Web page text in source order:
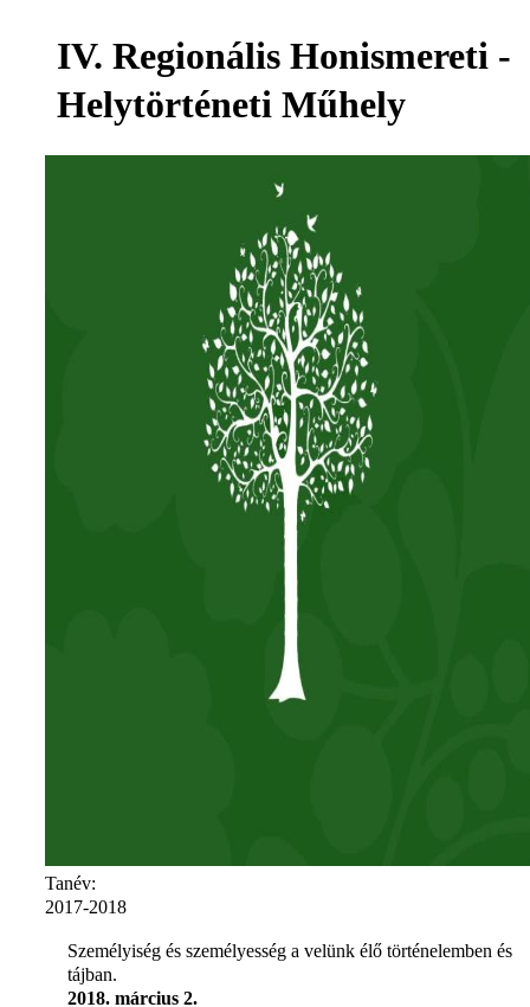
IV. Regionális Honismereti -
Helytörténeti Műhely
Tanév:
2017-2018
Személyiség és személyesség a velünk élő történelemben és
tájban.
2018. március 2.